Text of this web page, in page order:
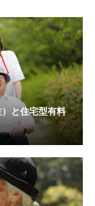
と住宅型有料